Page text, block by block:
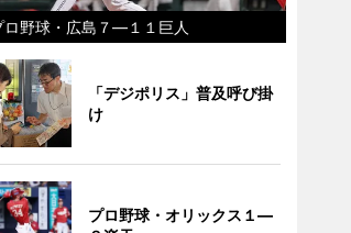
ロ野球・広島７―１１巨人
「デジポリス」普及呼び掛
け
プロ野球・オリックス１―